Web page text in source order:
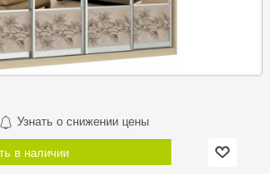
Узнать о снижении цены
в наличии